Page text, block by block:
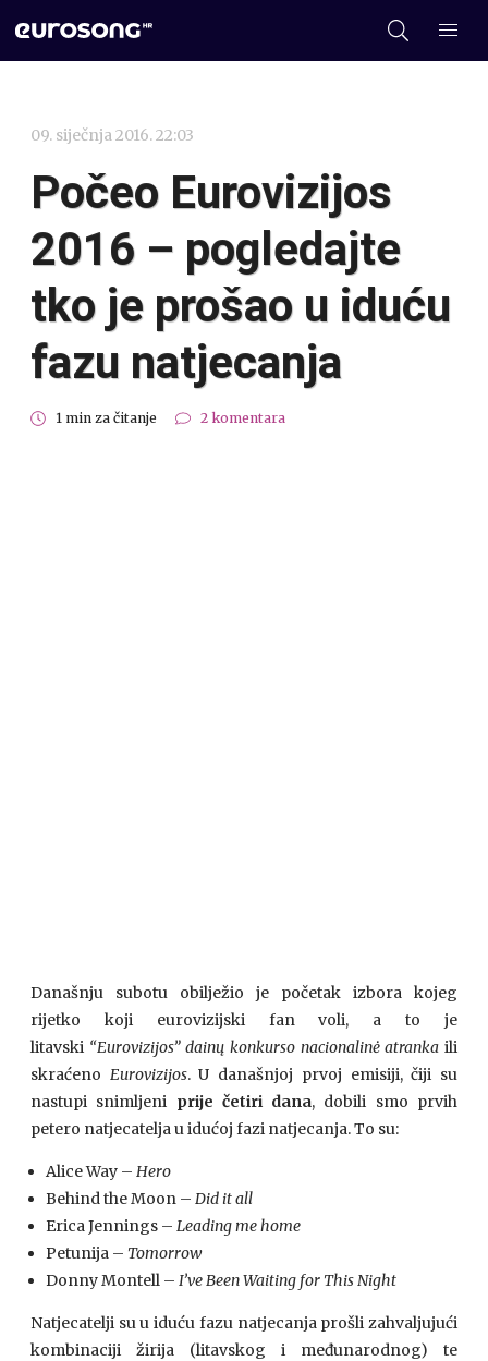
09. siječnja 2016. 22:03
Počeo Eurovizijos
2016 – pogledajte
tko je prošao u iduću
fazu natjecanja
1 min za čitanje 2 komentara
Današnju subotu obilježio je početak izbora kojeg
rijetko koji eurovizijski fan voli, a to je
litavski “Eurovizijos” dainų konkurso nacionalinė atrankaili
skraćeno Eurovizijos. U današnjoj prvoj emisiji, čiji su
nastupi snimljeni prije četiri dana, dobili smo prvih
petero natjecatelja u idućoj fazi natjecanja. To su:
Alice Way – Hero
Behind the Moon – Did it all
Erica Jennings – Leading me home
Petunija – Tomorrow
Donny Montell – I’ve Been Waiting for This Night
Natjecatelji su u iduću fazu natjecanja prošli zahvaljujući
kombinaciji žirija (litavskog i međunarodnog) te